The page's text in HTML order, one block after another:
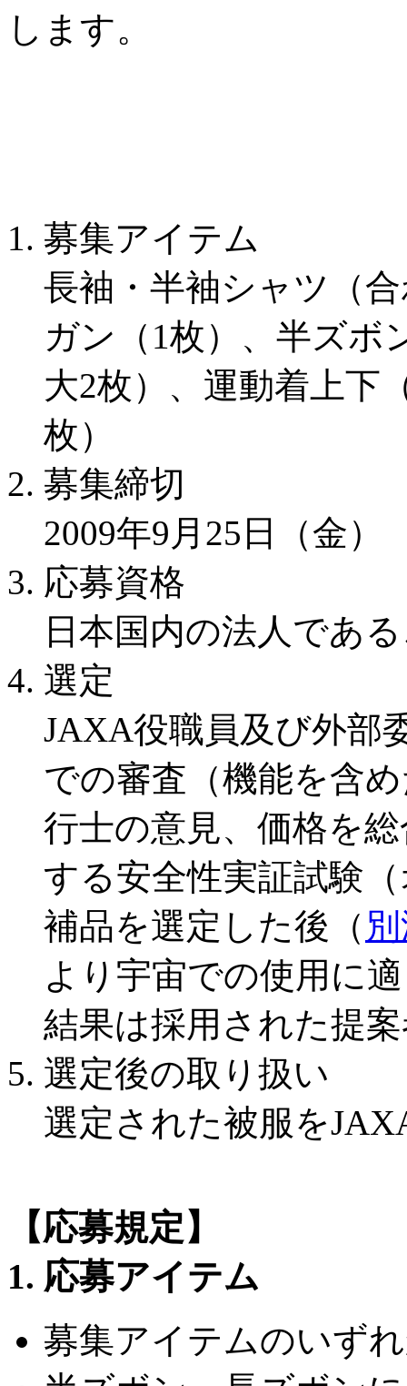
します。
1. 募集アイテム
長袖・半袖シャツ（
ガン（1枚）、半ズボ
大2枚）、運動着上下
枚）
2. 募集締切
2009年9月25日（金）
3. 応募資格
日本国内の法人であ
4. 選定
JAXA役職員及び外部
での審査（機能を含
行士の意見、価格を
する安全性実証試験
補品を選定した後（
より宇宙での使用に
結果は採用された提
5. 選定後の取り扱い
選定された被服を
【応募規定】
1. 応募アイテム
募集アイテムのいず